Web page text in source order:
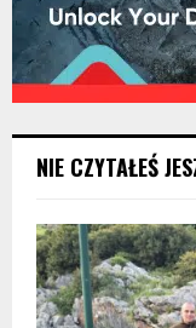
NIE CZYTAŁEŚ